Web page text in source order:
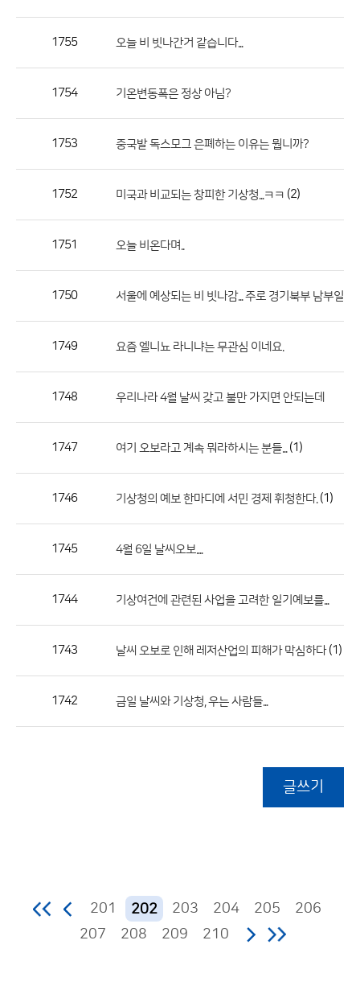
론
호,
록
공
1755 오늘 비 빗나간거 같습니다...
1754 기온변동폭은 정상 아님?
1753 중국발 독스모그 은폐하는 이유는 뭡니까?
1752 미국과 비교되는 창피한 기상청...ㅋㅋ (2)
1751 오늘 비온다며..
1750 서울에 예상되는 비 빗나감... 주로 경기북부 남부일부
1749 요즘 엘니뇨 라니냐는 무관심 이네요.
1748 우리나라 4월 날씨 갖고 불만 가지면 안되는데
1747 여기 오보라고 계속 뭐라하시는 분들... (1)
1746 기상청의 예보 한마디에 서민 경제 휘청한다.(1)
1745 4월 6일 날씨오보....
1744 기상여건에 관련된 사업을 고려한 일기예보를...
1743 날씨 오보로 인해 레저산업의 피해가 막심하다(1)
1742 금일 날씨와 기상청, 우는 사람들...
글쓰기
201 202 203 204 205
206
207
208 209 210